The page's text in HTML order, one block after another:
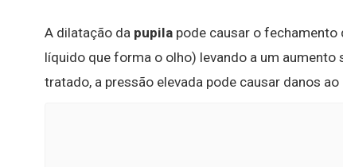
A dilatação da pupila pode causar o fechamento
líquido que forma o olho) levando a um
tratado, a pressão elevada pode causar danos